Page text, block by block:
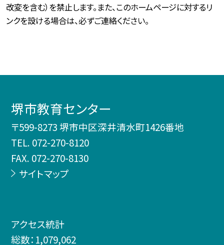
改変を含む）を禁止します。また、このホームページに対するリ
ンクを設ける場合は、必ずご連絡ください。
堺市教育センター
〒599-8273 堺市中区深井清水町1426番地
TEL. 072-270-8120
FAX. 072-270-8130
サイトマップ
アクセス統計
総数： 1,079,062